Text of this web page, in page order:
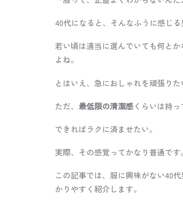
40代になると、そんなふうに感じる
若い頃は適当に選んでいても何と
よね。
とはいえ、急におしゃれを頑張りた
ただ、 最低限の清潔感くらいは持っ
できればラクに済ませたい。
実際、その感覚ってかなり普通です。
この記事では、服に興味がない40
かりやすく紹介します。